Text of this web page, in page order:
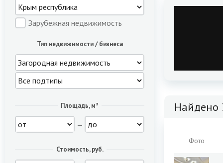
Зарубежная недвижимость
Тип недвижимости / бизнеса
Площадь, м²
—
Стоимость, руб.
Найдено
Фото